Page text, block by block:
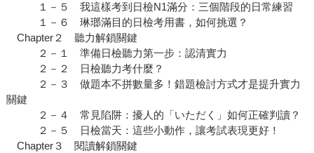
１－５ 我這樣考到日檢N1滿分：三個階段的日常練習
１－６ 琳瑯滿目的日檢考用書，如何挑選？
Chapter２ 聽力解鎖關鍵
２－１ 準備日檢聽力第一步：認清實力
２－２ 日檢聽力考什麼？
２－３ 做題本不拼數量多！錯題檢討方式才是提升實力
關鍵
２－４ 常見陷阱：擾人的「いただく」如何正確判讀？
２－５ 日檢當天：這些小動作，讓考試表現更好！
Chapter３ 閱讀解鎖關鍵